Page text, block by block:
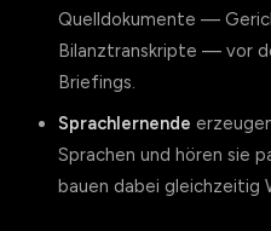
Quelldokumente —
Bilanztranskripte — vor
Briefings.
Sprachlernende
Sprachen und hören sie
bauen dabei gleichzeitig